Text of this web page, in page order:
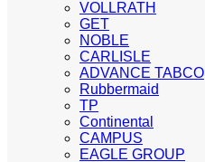
VOLLRATH
GET
NOBLE
CARLISLE
ADVANCE TABCO
Rubbermaid
TP
Continental
CAMPUS
EAGLE GROUP